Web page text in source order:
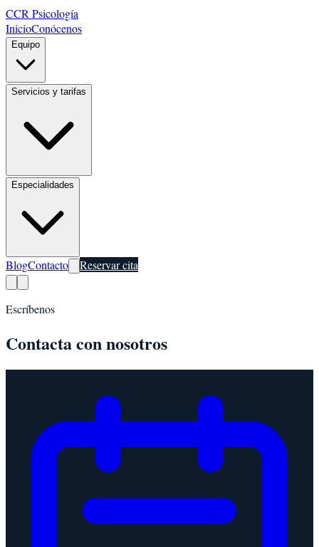
CCR Psicología
InicioConócenos
Equipo
Servicios y tarifas
Especialidades
BlogContacto Reservar cita
Escríbenos
Contacta con nosotros